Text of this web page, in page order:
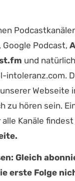
Podcast,
und
intoleranz.com.
Webseite
zu hören sein.
Kanäle
Gleich
erste Folge